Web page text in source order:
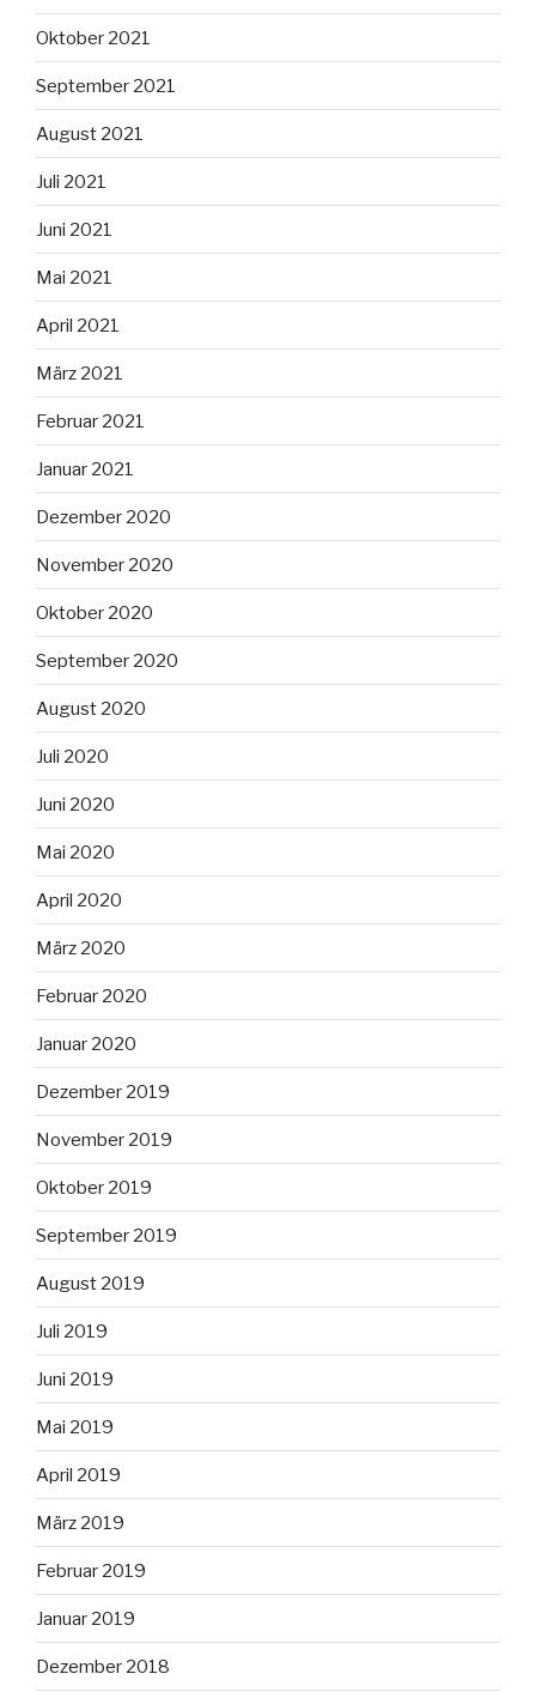
Oktober 2021
September 2021
August 2021
Juli 2021
Juni 2021
Mai 2021
April 2021
März 2021
Februar 2021
Januar 2021
Dezember 2020
November 2020
Oktober 2020
September 2020
August 2020
Juli 2020
Juni 2020
Mai 2020
April 2020
März 2020
Februar 2020
Januar 2020
Dezember 2019
November 2019
Oktober 2019
September 2019
August 2019
Juli 2019
Juni 2019
Mai 2019
April 2019
März 2019
Februar 2019
Januar 2019
Dezember 2018